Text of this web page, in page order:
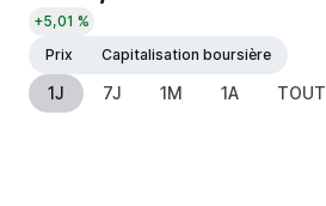
+5,01 %
Prix
Capitalisation boursière
1J 7J 1M 1A TOUT